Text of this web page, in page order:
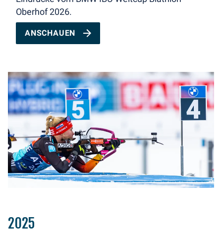
Oberhof 2026.
ANSCHAUEN
2025